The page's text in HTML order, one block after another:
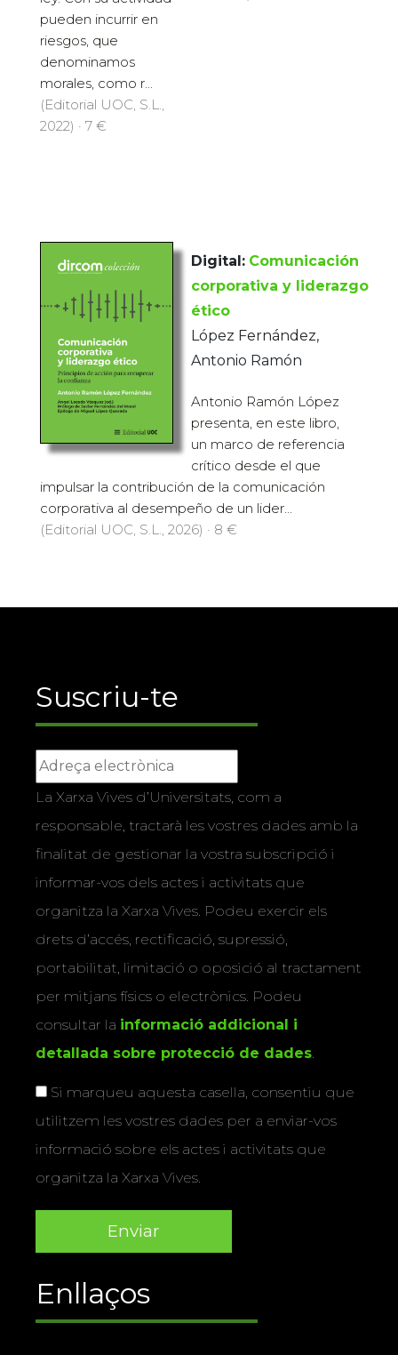
pueden incurrir en
riesgos, que
denominamos
morales, como r...
(Editorial UOC, S.L.,
2022) · 7 €
Digital: Comunicación
corporativa y liderazgo
ético
López Fernández,
Antonio Ramón
Antonio Ramón López
presenta, en este libro,
un marco de referencia
crítico desde el que
impulsar la contribución de la comunicación
corporativa al desempeño de un lider...
(Editorial UOC, S.L., 2026) · 8 €
Suscriu-te
La Xarxa Vives d’Universitats, com a
responsable, tractarà les vostres dades amb la
finalitat de gestionar la vostra subscripció i
informar-vos dels actes i activitats que
organitza la Xarxa Vives. Podeu exercir els
drets d’accés, rectificació, supressió,
portabilitat, limitació o oposició al tractament
per mitjans físics o electrònics. Podeu
consultar la informació addicional i
detallada sobre protecció de dades.
Si marqueu aquesta casella, consentiu que
utilitzem les vostres dades per a enviar-vos
informació sobre els actes i activitats que
organitza la Xarxa Vives.
Enllaços